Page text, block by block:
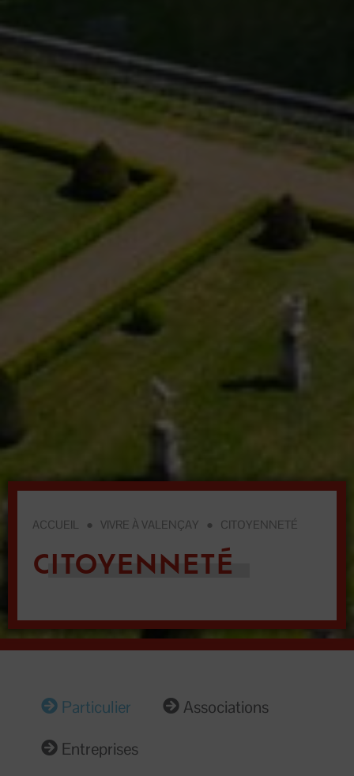
ACCUEIL ● VIVRE À VALENÇAY ● CITOYENNETÉ
CITOYENNETÉ
Particulier
Associations
Entreprises